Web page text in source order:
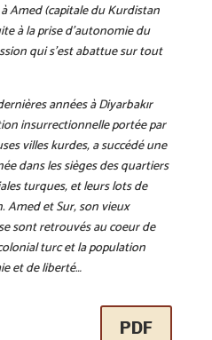
Amed (capitale du Kurdistan
à la prise d’autonomie du
qui s’est abattue sur tout
années à Diyarbakır
insurrectionnelle portée par
villes kurdes, a succédé une
dans les sièges des quartiers
turques, et leurs lots de
Amed et Sur, son vieux
sont retrouvés au coeur de
turc et la population
et de liberté…
PDF